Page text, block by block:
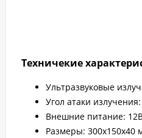
Техничекие
Ультразвуковые
Угол атаки
Внешние питание:
Размеры: 300х150х40